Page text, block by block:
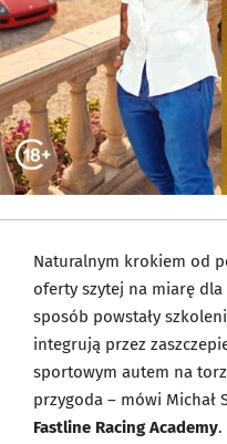
Naturalnym krokiem od
oferty szytej na miarę
sposób powstały
integrują przez
sportowym autem na
przygoda – mówi Michał
Fastline Racing Academy.